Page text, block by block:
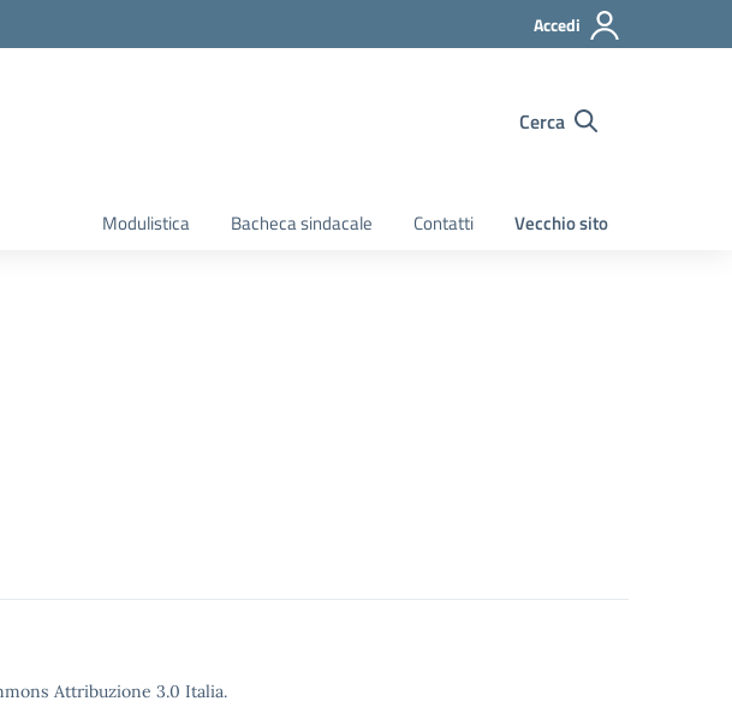
Accedi
Cerca
Modulistica Bacheca sindacale Contatti Vecchio sito
Attribuzione 3.0 Italia.